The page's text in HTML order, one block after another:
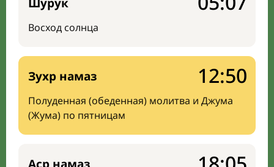
Восход солнца
Зухр намаз
Полуденная (обеденная) молитва и Джума
(Жума) по пятницам
12:50